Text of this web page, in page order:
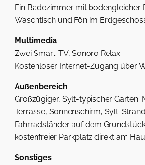
Ein Badezimmer mit bodengleicher
Waschtisch und Fön im
Multimedia
Zwei Smart-TV, Sonoro Relax.
Kostenloser Internet-Zugang über
Außenbereich
Großzügiger, Sylt-typischer Garten.
Terrasse, Sonnenschirm, Sylt-
Fahrradständer auf dem
kostenfreier Parkplatz direkt am
Sonstiges